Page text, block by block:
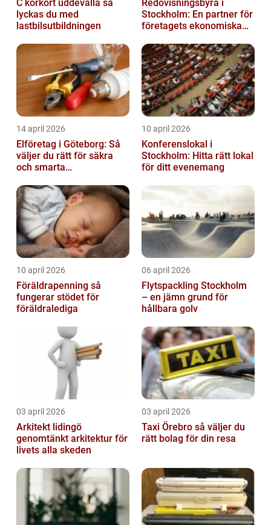
C körkort uddevalla så
lyckas du med
lastbilsutbildningen
Redovisningsbyrå i
Stockholm: En partner för
företagets ekonomiska
14 april 2026
Elföretag i Göteborg: Så
väljer du rätt för säkra
och smarta
10 april 2026
Konferenslokal i
Stockholm: Hitta rätt lokal
för ditt evenemang
10 april 2026
Föräldrapenning så
fungerar stödet för
föräldralediga
06 april 2026
Flytspackling Stockholm
– en jämn grund för
hållbara golv
03 april 2026
Arkitekt lidingö
genomtänkt arkitektur för
livets alla skeden
03 april 2026
Taxi Örebro så väljer du
rätt bolag för din resa